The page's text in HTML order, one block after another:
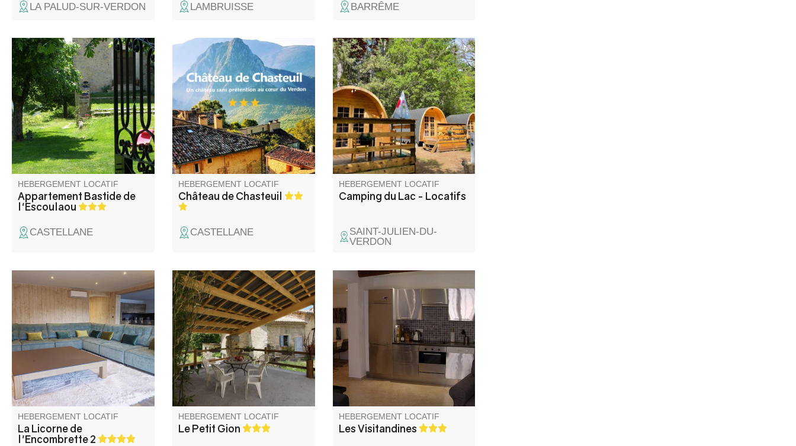
LA PALUD-SUR-VERDON LAMBRUISSE BARRÊME
La Bastide de L'Escoulaou est
une ancienne bastide du XVII
siècle située à l'entrée des
Gorges du Verdon. Sa position
dominante, à 800 m d'altitude,
offre une vue exceptionnelle.
HEBERGEMENT LOCATIF
Appartement Bastide de
l'Escoulaou
CASTELLANE
Avec ses vues à couper le
souffle, sa tranquillité et ses
nombreuses activités,
Chasteuil vous fera vivre une
expérience inoubliable. Nous
sommes un petit hameau de
20 personnes au cœur des
Gorges du Verdon, situé entre
Castellane et Rougon :GR4 ou
D952.
HEBERGEMENT LOCATIF
Château de Chasteuil
CASTELLANE
Le Camping du Lac est un petit
camping familial se trouvant à
500 m du lac, proposant éco-
chalets confortables, petite
restauration, petits-déjeuners
et accès facile aux activités de
plein air (paddle, vélo).
HEBERGEMENT LOCATIF
Camping du Lac - Locatifs
SAINT-JULIEN-DU-
VERDON
Chalet haut de gamme situé à
4km des pistes de ski de Val
d'Allos Le Seignus et à 12km
de Val d'Allos La Foux et au
pied du Parc national du
Mercantour, près du Lac
d'Allos.
HEBERGEMENT LOCATIF
La Licorne de
l'Encombrette 2
En plein cœur d'un hameau de
la vallée de l'Asse, maison de
village mitoyenne au logement
des propriétaires avec jardin
non clos et terrasse privatifs.
HEBERGEMENT LOCATIF
Le Petit Gion
HEBERGEMENT LOCATIF
Les Visitandines